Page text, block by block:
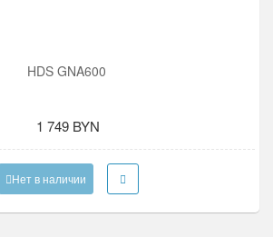
HDS GNA600
1 749 BYN
Нет в наличии